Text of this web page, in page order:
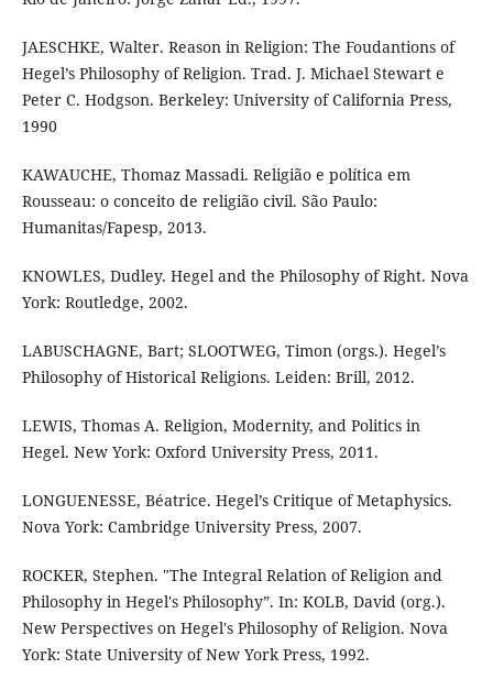
JAESCHKE, Walter. Reason in Religion: The Foudantions of
Hegel’s Philosophy of Religion. Trad. J. Michael Stewart e
Peter C. Hodgson. Berkeley: University of California Press,
1990
KAWAUCHE, Thomaz Massadi. Religião e política em
Rousseau: o conceito de religião civil. São Paulo:
Humanitas/Fapesp, 2013.
KNOWLES, Dudley. Hegel and the Philosophy of Right. Nova
York: Routledge, 2002.
LABUSCHAGNE, Bart; SLOOTWEG, Timon (orgs.). Hegel’s
Philosophy of Historical Religions. Leiden: Brill, 2012.
LEWIS, Thomas A. Religion, Modernity, and Politics in
Hegel. New York: Oxford University Press, 2011.
LONGUENESSE, Béatrice. Hegel’s Critique of Metaphysics.
Nova York: Cambridge University Press, 2007.
ROCKER, Stephen. "The Integral Relation of Religion and
Philosophy in Hegel's Philosophy”. In: KOLB, David (org.).
New Perspectives on Hegel's Philosophy of Religion. Nova
York: State University of New York Press, 1992.